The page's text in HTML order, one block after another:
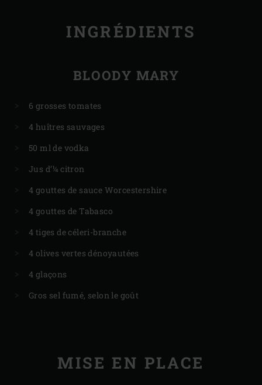
INGRÉDIENTS
BLOODY MARY
6 grosses tomates
4 huîtres sauvages
50 ml de vodka
Jus d’¼ citron
4 gouttes de sauce Worcestershire
4 gouttes de Tabasco
4 tiges de céleri-branche
4 olives vertes dénoyautées
4 glaçons
Gros sel fumé, selon le goût
MISE EN PLACE